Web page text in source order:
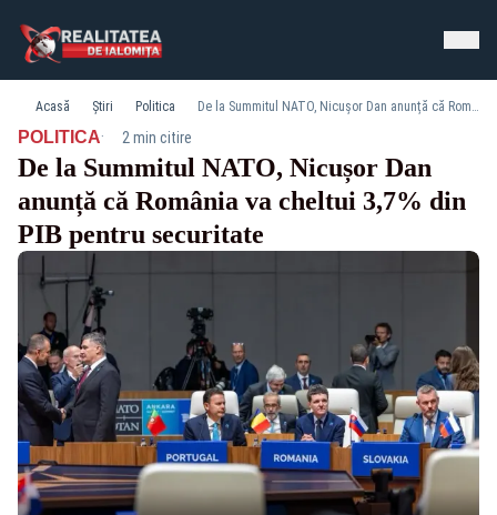
Acasă Știri Politica De la Summitul NATO, Nicușor Dan anunță că România va cheltui 3,7% din PIB pentru securitate
POLITICA· 2 min citire
De la Summitul NATO, Nicușor Dan
anunță că România va cheltui 3,7% din
PIB pentru securitate